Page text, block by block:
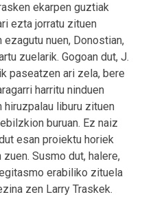
ekarpen guztiak
ezta jorratu zituen
nuen, Donostian,
zuelarik. Gogoan dut, J.
paseatzen ari zela, bere
harritu ninduen
hiruzpalau liburu zituen
buruan. Ez naiz
esan proiektu horiek
Susmo dut, halere,
erabiliko zituela
zen Larry Traskek.